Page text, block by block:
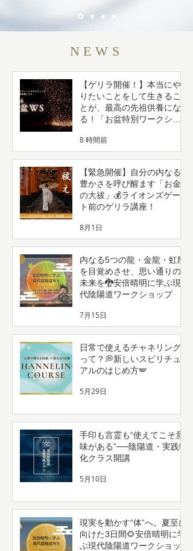
NEWS
【ゲリラ開催！】本当にや
りたいことをして生きるこ
とが、最高の先祖供養にな
る！「お盆特別ワークショ
8 時間前
【緊急開催】自分の内なる
豊かさを呼び醒ます「お金
の大祓」💰ライオンズゲー
ト前のゲリラ講座！
8月1日
内なる5つの龍・金龍・虹龍
を目覚めさせ、思い通りの
未来を🐉安倍晴明に学ぶ現
代陰陽道ワークショップ
7月15日
日常で使えるチャネリング
って？💭新しいスピリチュ
アルのはじめ方🪽
5月29日
手印も言霊も“使えてこそ意
味がある”──陰陽道・実践特
化クラス開講
5月10日
現実を動かす“体”へ。夏至に
向けた3日間🌻安倍晴明に学
ぶ現代陰陽道ワークショッ